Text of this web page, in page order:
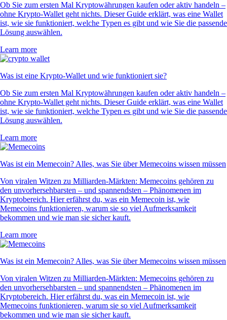
Ob Sie zum ersten Mal Kryptowährungen kaufen oder aktiv handeln –
ohne Krypto-Wallet geht nichts. Dieser Guide erklärt, was eine Wallet
ist, wie sie funktioniert, welche Typen es gibt und wie Sie die passende
Lösung auswählen.
Learn more
Was ist eine Krypto-Wallet und wie funktioniert sie?
Ob Sie zum ersten Mal Kryptowährungen kaufen oder aktiv handeln –
ohne Krypto-Wallet geht nichts. Dieser Guide erklärt, was eine Wallet
ist, wie sie funktioniert, welche Typen es gibt und wie Sie die passende
Lösung auswählen.
Learn more
Was ist ein Memecoin? Alles, was Sie über Memecoins wissen müssen
Von viralen Witzen zu Milliarden-Märkten: Memecoins gehören zu
den unvorhersehbarsten – und spannendsten – Phänomenen im
Kryptobereich. Hier erfährst du, was ein Memecoin ist, wie
Memecoins funktionieren, warum sie so viel Aufmerksamkeit
bekommen und wie man sie sicher kauft.
Learn more
Was ist ein Memecoin? Alles, was Sie über Memecoins wissen müssen
Von viralen Witzen zu Milliarden-Märkten: Memecoins gehören zu
den unvorhersehbarsten – und spannendsten – Phänomenen im
Kryptobereich. Hier erfährst du, was ein Memecoin ist, wie
Memecoins funktionieren, warum sie so viel Aufmerksamkeit
bekommen und wie man sie sicher kauft.